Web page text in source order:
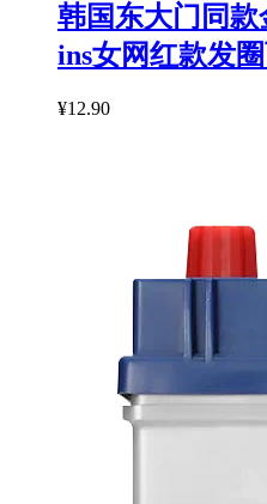
韩国东大门同
ins女网红款发
¥12.90